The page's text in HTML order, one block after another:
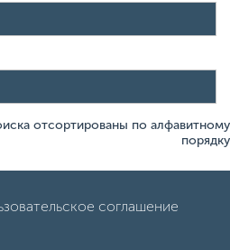
отсортированы по алфавитному
порядку
соглашение